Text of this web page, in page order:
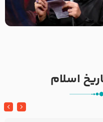
من غلام نوکراتم من عاشق
کربلاتم – شور زمینه – شب هفتم
اسلام